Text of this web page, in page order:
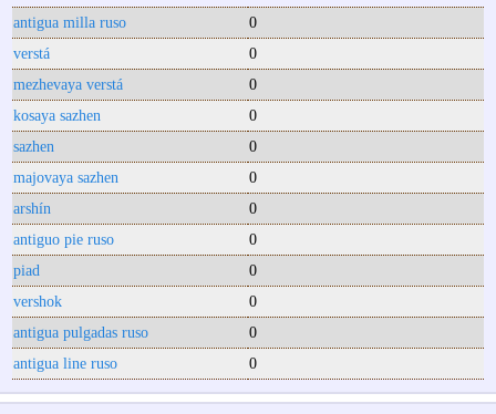
antigua milla ruso
0
verstá
0
mezhevaya verstá
0
kosaya sazhen
0
sazhen
0
majovaya sazhen
0
arshín
0
antiguo pie ruso
0
piad
0
vershok
0
antigua pulgadas ruso
0
antigua line ruso
0